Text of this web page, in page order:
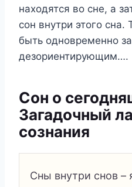
находятся во сне, а
сон внутри этого
быть одновременно
дезориентирующим….
Сон о
Загадочный
сознания
Сны внутри снов –